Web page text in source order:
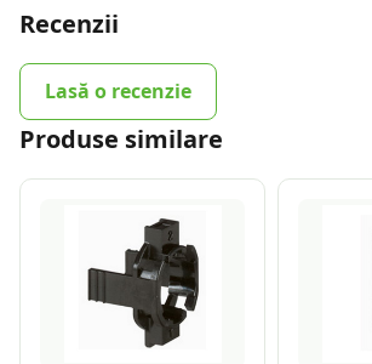
Recenzii
Lasă o recenzie
Produse similare